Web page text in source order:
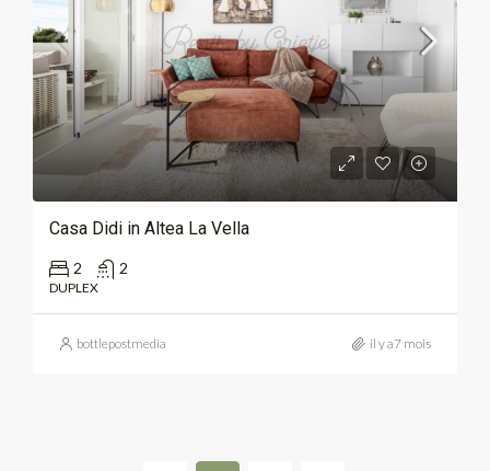
Casa Didi in Altea La Vella
2 2
DUPLEX
bottlepostmedia il y a7 mois